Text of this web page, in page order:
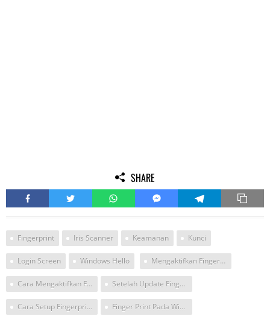
SHARE
Fingerprint Iris Scanner Keamanan Kunci
Login Screen Windows Hello Mengaktifkan Fingerprint Di Win 10
Cara Mengaktifkan Fingerprint Di Windows 10 Setelah Update Fingerprint Windows 10 Ga Bisa
Cara Setup Fingerprint Windows 10 Finger Print Pada Windows 10